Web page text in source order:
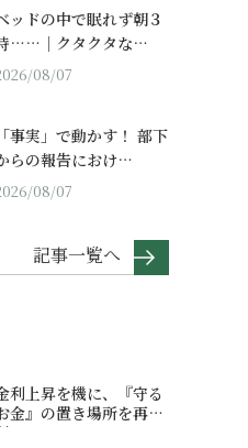
ッドの中で眠れず朝３
……｜クタクタな…
08/07
「事実」で動かす！ 部下
らの報告におけ…
08/07
記事一覧へ
利上昇を機に、『守る
金』の置き場所を再検
討